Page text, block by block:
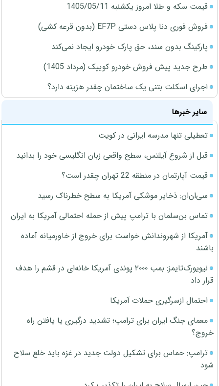
قیمت سکه و طلا امروز یکشنبه 1405/05/11
فروش فوری دنا پلاس دستی EF7P (بدون قرعه کشی)
پارکینگ بدون سند، حق پارک خودرو ایجاد نمی‌کند
طرح جدید پیش فروش خودرو کوییک (مرداد 1405)
اجرای اسکلت بتنی یک ساختمان چقدر هزینه دارد؟
سایر خبرها
تعطیلی تنها مدرسه ایرانی در کویت
قبل از شروع آیلتس، سطح واقعی زبان انگلیسی خود را بدانید
قیمت آپارتمان در منطقه 22 تهران چقدر است؟
سی‌ان‌ان: ذخایر موشکی آمریکا به سطح خطرناک رسید
تماس بن‌سلمان با ترامپ پیش از حمله احتمالی آمریکا به ایران
آمریکا از شهروندانش خواست برای خروج از خاورمیانه آماده
باشند
نیویورک‌تایمز: بمب ۲۰۰۰ پوندی آمریکا خانه‌ای در قشم را هدف
قرار داد
احتمال ازسرگیری حملات آمریکا
معمای جنگ ایران برای ترامپ؛ تشدید درگیری یا یافتن راه
خروج؟
ترامپ: حماس برای تشکیل دولت جدید در غزه باید خلع سلاح
شود